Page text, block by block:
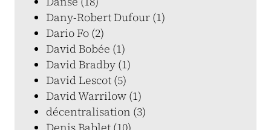
Dany-Robert Dufour (1)
Dario Fo (2)
David Bobée (1)
David Bradby (1)
David Lescot (5)
David Warrilow (1)
décentralisation (3)